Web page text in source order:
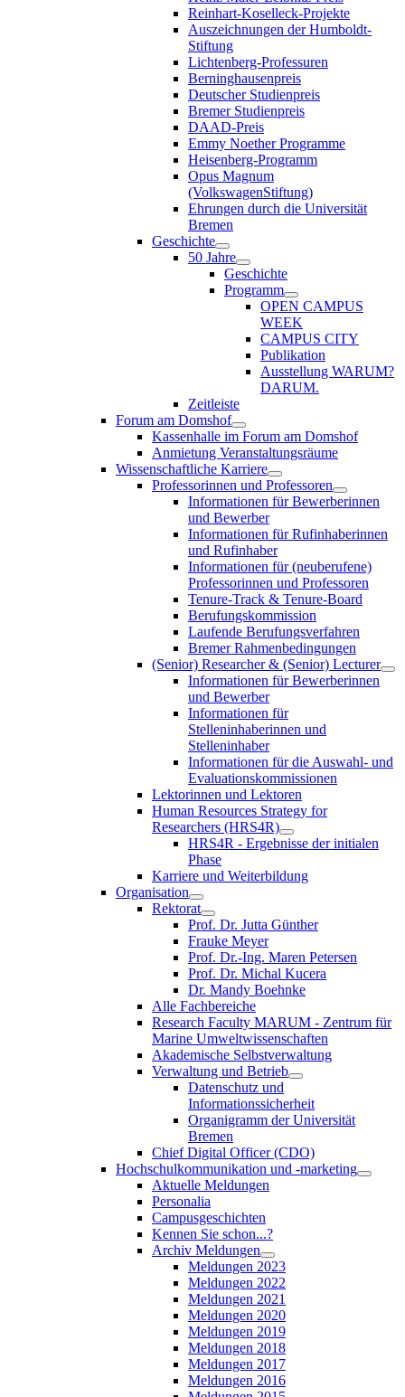
Reinhart-Koselleck-Projekte
Auszeichnungen der Humboldt-
Stiftung
Lichtenberg-Professuren
Berninghausenpreis
Deutscher Studienpreis
Bremer Studienpreis
DAAD-Preis
Emmy Noether Programme
Heisenberg-Programm
Opus Magnum
(VolkswagenStiftung)
Ehrungen durch die Universität
Bremen
Geschichte
50 Jahre
Geschichte
Programm
OPEN CAMPUS
WEEK
CAMPUS CITY
Publikation
Ausstellung WARUM?
DARUM.
Zeitleiste
Forum am Domshof
Kassenhalle im Forum am Domshof
Anmietung Veranstaltungsräume
Wissenschaftliche Karriere
Professorinnen und Professoren
Informationen für Bewerberinnen
und Bewerber
Informationen für Rufinhaberinnen
und Rufinhaber
Informationen für (neuberufene)
Professorinnen und Professoren
Tenure-Track & Tenure-Board
Berufungskommission
Laufende Berufungsverfahren
Bremer Rahmenbedingungen
(Senior) Researcher & (Senior) Lecturer
Informationen für Bewerberinnen
und Bewerber
Informationen für
Stelleninhaberinnen und
Stelleninhaber
Informationen für die Auswahl- und
Evaluationskommissionen
Lektorinnen und Lektoren
Human Resources Strategy for
Researchers (HRS4R)
HRS4R - Ergebnisse der initialen
Phase
Karriere und Weiterbildung
Organisation
Rektorat
Prof. Dr. Jutta Günther
Frauke Meyer
Prof. Dr.-Ing. Maren Petersen
Prof. Dr. Michal Kucera
Dr. Mandy Boehnke
Alle Fachbereiche
Research Faculty MARUM - Zentrum für
Marine Umweltwissenschaften
Akademische Selbstverwaltung
Verwaltung und Betrieb
Datenschutz und
Informationssicherheit
Organigramm der Universität
Bremen
Chief Digital Officer (CDO)
Hochschulkommunikation und -marketing
Aktuelle Meldungen
Personalia
Campusgeschichten
Kennen Sie schon...?
Archiv Meldungen
Meldungen 2023
Meldungen 2022
Meldungen 2021
Meldungen 2020
Meldungen 2019
Meldungen 2018
Meldungen 2017
Meldungen 2016